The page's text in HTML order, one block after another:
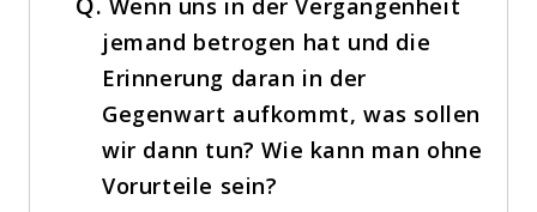
Wenn uns in der Vergangenheit
jemand betrogen hat und die
Erinnerung daran in der
Gegenwart aufkommt, was sollen
wir dann tun? Wie kann man ohne
Vorurteile sein?